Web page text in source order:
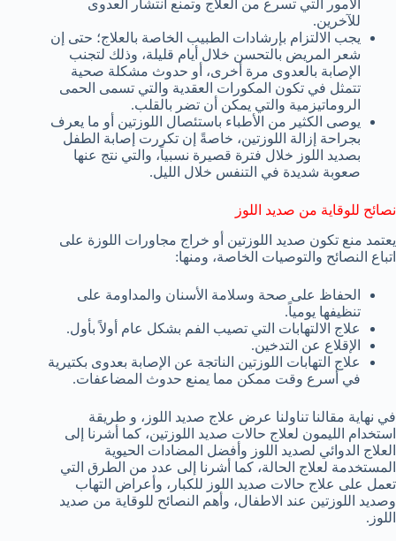
الأمور التي تسرع من العلاج وتمنع انتشار العدوى
للآخرين.
يجب الالتزام بإرشادات الطبيب الخاصة بالعلاج؛ حتى إن
شعر المريض بالتحسن خلال أيام قليلة، وذلك لتجنب
الإصابة بالعدوى مرة أخرى، أو حدوث مشكلة صحية
تتمثل في تكون المكورات العقدية والتي تسمى الحمى
الروماتيزمية والتي يمكن أن تضر بالقلب.
يوصى الكثير من الأطباء باستئصال اللوزتين أو ما يعرف
بجراحة إزالة اللوزتين، خاصةً إن تكررت إصابة الطفل
بصديد اللوز خلال فترة قصيرة نسبياً، والتي نتج عنها
صعوبة شديدة في التنفس خلال الليل.
نصائح للوقاية من صديد اللوز
يعتمد منع تكون صديد اللوزتين أو خراج مجاورات اللوزة على
اتباع النصائح والتوصيات الخاصة، ومنها:
الحفاظ على صحة وسلامة الأسنان والمداومة على
تنظيفها يومياً.
علاج الالتهابات التي تصيب الفم بشكل عام أولاً بأول.
الإقلاع عن التدخين.
علاج التهابات اللوزتين الناتجة عن الإصابة بعدوى بكتيرية
في أسرع وقت ممكن مما يمنع حدوث المضاعفات.
في نهاية مقالنا تناولنا عرض علاج صديد اللوز، و طريقة
استخدام الليمون لعلاج حالات صديد اللوزتين، كما أشرنا إلى
العلاج الدوائي لصديد اللوز وأفضل المضادات الحيوية
المستخدمة لعلاج الحالة، كما أشرنا إلى عدد من الطرق التي
تعمل على علاج حالات صديد اللوز للكبار، وأعراض التهاب
وصديد اللوزتين عند الاطفال، وأهم النصائح للوقاية من صديد
اللوز.